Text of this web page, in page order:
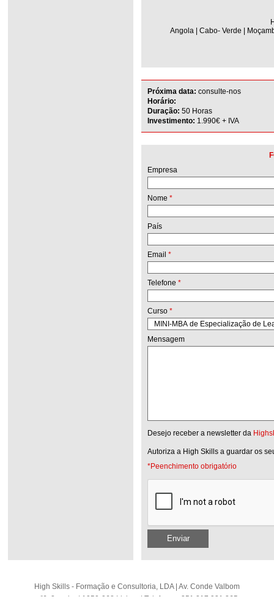
Angola | Cabo- Verde |
Próxima data: consulte-nos
Horário:
Duração: 50 Horas
Investimento: 1.990€ + IVA
Empresa
Nome *
País
Email *
Telefone *
Curso *
Mensagem
Desejo receber a newsletter da
Autoriza a High Skills a guardar os
*Peenchimento obrigatório
Enviar
High Skills - Formação e Consultoria, LDA | Av. Conde Valbom